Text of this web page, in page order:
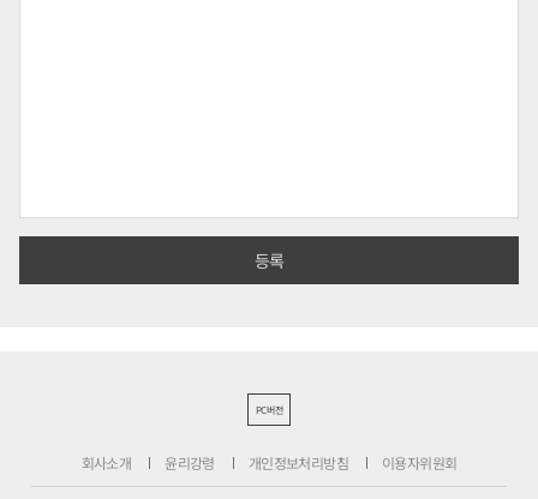
PC버전
회사소개 윤리강령 개인정보처리방침 이용자위원회